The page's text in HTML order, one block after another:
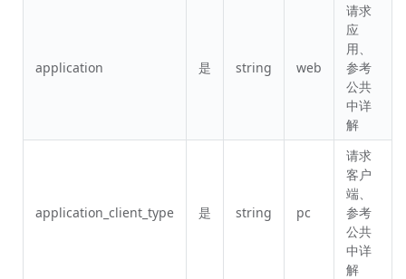
application 是 string web
请求
应
用、
参考
公共
中详
解
application_client_type 是 string pc
请求
客户
端、
参考
公共
中详
解